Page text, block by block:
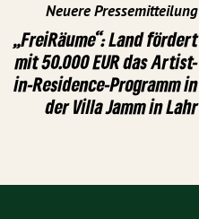
Neuere Pressemitteilung
„FreiRäume“: Land fördert
mit 50.000 EUR das Artist-
in-Residence-Programm in
der Villa Jamm in Lahr